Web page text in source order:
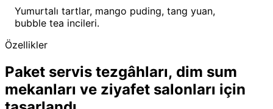
Yumurtalı tartlar, mango puding, tang yuan,
bubble tea incileri.
Özellikler
Paket servis tezgâhları, dim sum
mekanları ve ziyafet salonları için